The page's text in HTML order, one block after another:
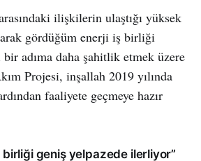
ilişkilerin ulaştığı yüksek
gördüğüm enerji iş birliği
bir adıma daha şahitlik etmek üzere
Projesi, inşallah 2019 yılında
faaliyete geçmeye hazır
birliği geniş yelpazede ilerliyor”